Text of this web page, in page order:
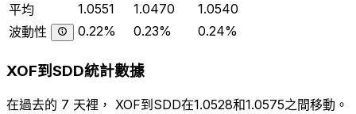
平均
1.0551 1.0470
1.0540
波動性
0.22% 0.23% 0.24%
XOF到SDD統計數據
在過去的 7 天裡， XOF到SDD在1.0528和1.0575之間移動。